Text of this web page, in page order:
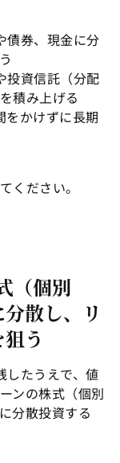
債券、現金に分
投資信託（分配
積み上げる
をかけずに長期
ください。
（個別
散し、リ
う
したうえで、値
ンの株式（個別
分散投資する